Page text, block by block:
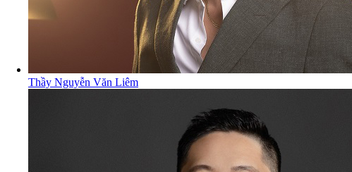
Thầy Nguyễn Văn Liêm